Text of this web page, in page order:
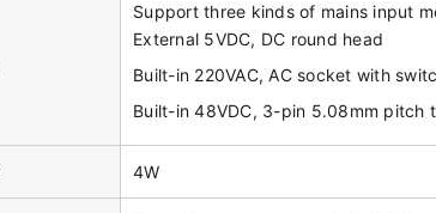
Support three kinds of mains input
External 5VDC, DC round head
Built-in 220VAC, AC socket with
Built-in 48VDC, 3-pin 5.08mm pitch
4W